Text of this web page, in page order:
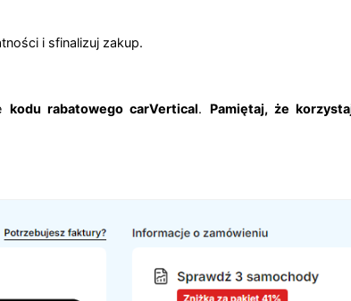
i sfinalizuj zakup.
kodu rabatowego carVertical. Pamiętaj, że